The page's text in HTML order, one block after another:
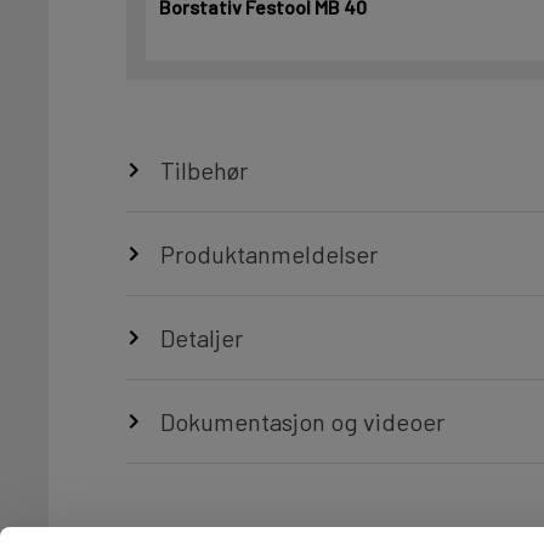
Borstativ Festool MB 40
Tilbehør
Produktanmeldelser
Detaljer
Dokumentasjon og videoer